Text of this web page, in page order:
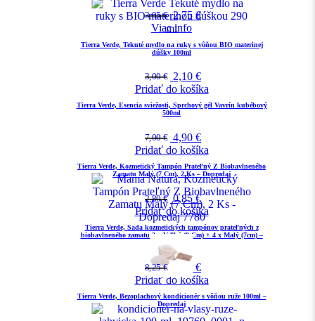
3,95€ 2,75 €
Viac info
Tierra Verde, Tekuté mydlo na ruky s vôňou BIO materinej
dúšky 100ml
3,00€ 2,10 €
Pridať do košíka
Tierra Verde, Esencia sviežosti, Sprchový gél Vavrín kubébový
500ml
7,00€ 4,90 €
Pridať do košíka
Tierra Verde, Kozmetický Tampón Prateľný Z Biobavlneného
Zamatu Malý (7 Cm), 2 Ks – Dopredaj
2,80€ 0,85€
Pridať do košíka
Tierra Verde, Sada kozmetických tampónov prateľných z
biobavlneného zamatu 2 x Veľký (9 Cm) + 4 x Malý (7cm) –
8,25€
€
Pridať do košíka
Tierra Verde, Bezoplachový kondicionér s vôňou ruže 100ml –
Dopredaj